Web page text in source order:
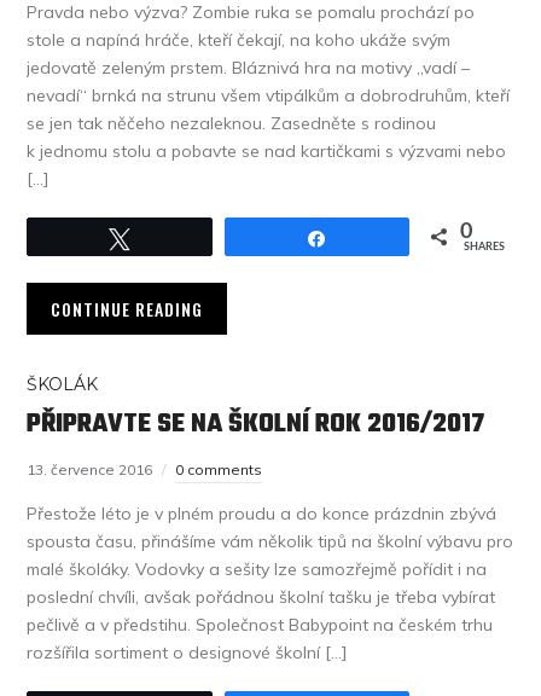
Pravda nebo výzva? Zombie ruka se pomalu prochází po
stole a napíná hráče, kteří čekají, na koho ukáže svým
jedovatě zeleným prstem. Bláznivá hra na motivy „vadí –
nevadí“ brnká na strunu všem vtipálkům a dobrodruhům, kteří
se jen tak něčeho nezaleknou. Zasedněte s rodinou
k jednomu stolu a pobavte se nad kartičkami s výzvami nebo
[…]
0
SHARES
CONTINUE READING
ŠKOLÁK
PŘIPRAVTE SE NA ŠKOLNÍ ROK 2016/2017
13. července 2016 0 comments
Přestože léto je v plném proudu a do konce prázdnin zbývá
spousta času, přinášíme vám několik tipů na školní výbavu pro
malé školáky. Vodovky a sešity lze samozřejmě pořídit i na
poslední chvíli, avšak pořádnou školní tašku je třeba vybírat
pečlivě a v předstihu. Společnost Babypoint na českém trhu
rozšířila sortiment o designové školní […]